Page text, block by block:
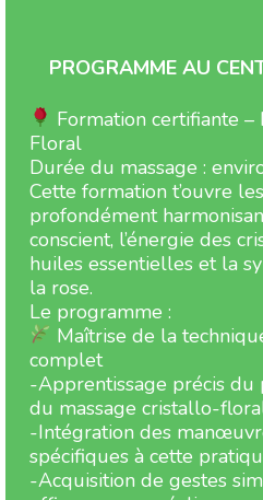
PROGRAMME AU
Formation certifiante
Floral
Durée du massage :
Cette formation t’ouvre
profondément
conscient, l’énergie des
huiles essentielles et la
la rose.
Le programme :
Maîtrise de la
complet
-Apprentissage précis
du massage cristallo-
-Intégration des
spécifiques à cette
-Acquisition de gestes